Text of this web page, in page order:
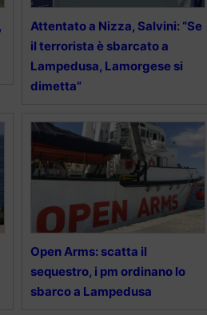
Attentato a Nizza, Salvini: “Se
il terrorista è sbarcato a
Lampedusa, Lamorgese si
dimetta”
Open Arms: scatta il
sequestro, i pm ordinano lo
sbarco a Lampedusa